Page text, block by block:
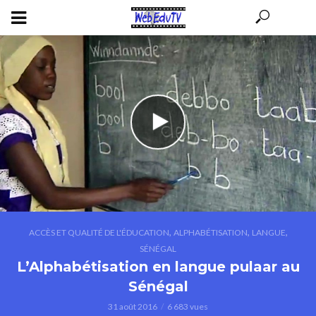
ACCÈS ET QUALITÉ DE L'ÉDUCATION, ALPHABÉTISATION, LANGUE,
SÉNÉGAL
L’Alphabétisation en langue pulaar au
Sénégal
31 août 2016 6 683 vues